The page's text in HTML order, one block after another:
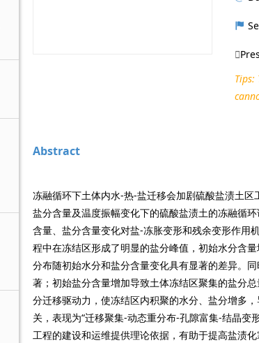
Abstract
冻融循环下土体内水-热-盐迁移会加剧硫酸盐渍土
盐分含量及温度振幅变化下的硫酸盐渍土的冻融循
含量、盐分含量变化对盐-冻胀变形和残余变形作用
程中在冻结区形成了明显的盐分峰值，初始水分含
分布随初始水分和盐分含量变化具有显著的差异。
著；初始盐分含量增加导致土体冻结区聚集的盐分
分迁移驱动力，使冻结区内积聚的水分、盐分增多
关，表现为“迁移聚集-动态重分布-孔隙富集-结晶
工程的建设和运维提供理论依据，有助于提高盐渍